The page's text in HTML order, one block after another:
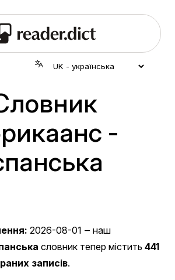
-
2026-08-01 ‒ наш
словник тепер містить 441
записів.